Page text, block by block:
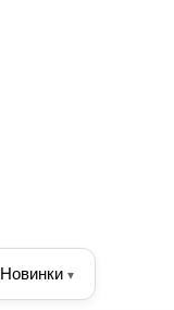
Новинки ▾